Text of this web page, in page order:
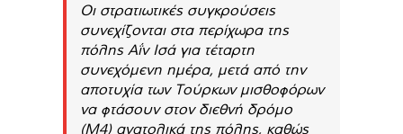
Οι στρατιωτικές συγκρούσεις
συνεχίζονται στα περίχωρα της
πόλης Αΐν Ισά για τέταρτη
συνεχόμενη ημέρα, μετά από την
αποτυχία των Τούρκων μισθοφόρων
να φτάσουν στον διεθνή δρόμο
(M4) ανατολικά της πόλης, καθώς